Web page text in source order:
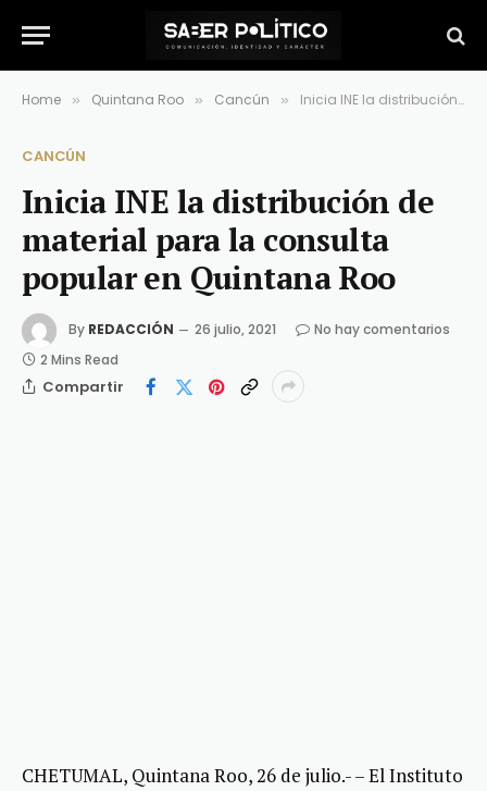
Home » Quintana Roo » Cancún » Inicia INE la distribución de material para la consulta popular en Quintana Roo
CANCÚN
Inicia INE la distribución de
material para la consulta
popular en Quintana Roo
By REDACCIÓN 26 julio, 2021
No hay comentarios
2 Mins Read
Compartir
CHETUMAL, Quintana Roo, 26 de julio.- – El Instituto